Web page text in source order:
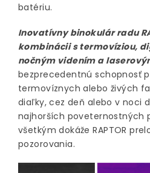
batériu.
Inovatívny binokulár radu
kombinácii s termovíziou,
nočným videním a
bezprecedentnú schopnosť
termovíznych alebo živých
diaľky, cez deň alebo v noci
najhorších poveternostných
všetkým dokáže RAPTOR
pozorovania.